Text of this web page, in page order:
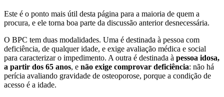
Este é o ponto mais útil desta página para a maioria de quem a
procura, e ele torna boa parte da discussão anterior desnecessária.
O BPC tem duas modalidades. Uma é destinada à pessoa com
deficiência, de qualquer idade, e exige avaliação médica e social
para caracterizar o impedimento. A outra é destinada à pessoa idosa,
a partir dos 65 anos, e não exige comprovar deficiência: não há
perícia avaliando gravidade de osteoporose, porque a condição de
acesso é a idade.